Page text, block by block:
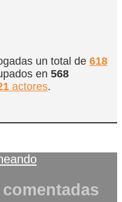
un total de 618
en 568
actores.